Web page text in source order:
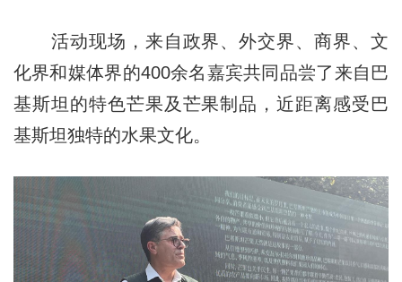
活动现场，来自政界、外交界、商界、文
化界和媒体界的400余名嘉宾共同品尝了来自巴
基斯坦的特色芒果及芒果制品，近距离感受巴
基斯坦独特的水果文化。